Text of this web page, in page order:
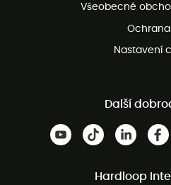
Všeobecné
Nastavení
Další
Hardloop